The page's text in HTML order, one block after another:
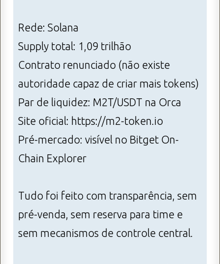
Rede: Solana
Supply total: 1,09 trilhão
Contrato renunciado (não existe
autoridade capaz de criar mais tokens)
Par de liquidez: M2T/USDT na Orca
Site oficial: https://m2-token.io
Pré-mercado: visível no Bitget On-
Chain Explorer
Tudo foi feito com transparência, sem
pré-venda, sem reserva para time e
sem mecanismos de controle central.